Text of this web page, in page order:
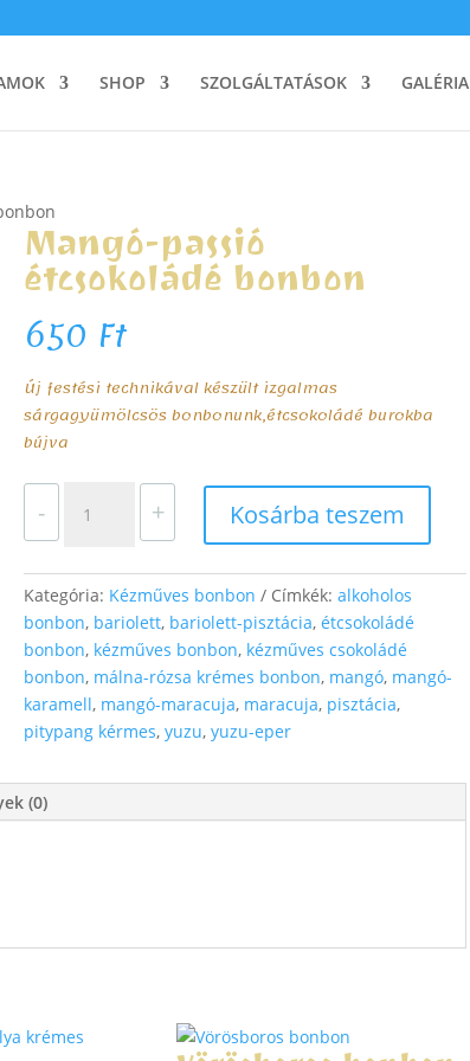
SHOP SZOLGÁLTATÁSOK GALÉRIA
Mangó-passió
étcsokoládé bonbon
650 Ft
Új festési technikával készült izgalmas
sárgagyümölcsös bonbonunk,étcsokoládé burokba
bújva
-
passió
bonbon
mennyiség
+ Kosárba teszem
Kategória: Kézműves bonbon Címkék: alkoholos
bonbon, bariolett, bariolett-pisztácia, étcsokoládé
bonbon, kézműves bonbon, kézműves csokoládé
bonbon, málna-rózsa krémes bonbon, mangó, mangó-
karamell, mangó-maracuja, maracuja, pisztácia,
pitypang kérmes, yuzu, yuzu-eper
(0)